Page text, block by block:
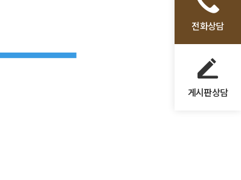
전화상담
게시판상담